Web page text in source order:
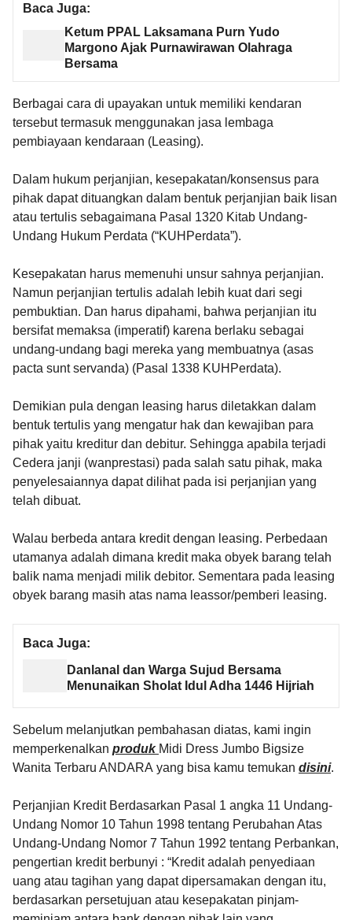
Baca Juga:
Ketum PPAL Laksamana Purn Yudo
Margono Ajak Purnawirawan Olahraga
Bersama
Berbagai cara di upayakan untuk memiliki kendaran
tersebut termasuk menggunakan jasa lembaga
pembiayaan kendaraan (Leasing).
Dalam hukum perjanjian, kesepakatan/konsensus para
pihak dapat dituangkan dalam bentuk perjanjian baik lisan
atau tertulis sebagaimana Pasal 1320 Kitab Undang-
Undang Hukum Perdata (“KUHPerdata”).
Kesepakatan harus memenuhi unsur sahnya perjanjian.
Namun perjanjian tertulis adalah lebih kuat dari segi
pembuktian. Dan harus dipahami, bahwa perjanjian itu
bersifat memaksa (imperatif) karena berlaku sebagai
undang-undang bagi mereka yang membuatnya (asas
pacta sunt servanda) (Pasal 1338 KUHPerdata).
Demikian pula dengan leasing harus diletakkan dalam
bentuk tertulis yang mengatur hak dan kewajiban para
pihak yaitu kreditur dan debitur. Sehingga apabila terjadi
Cedera janji (wanprestasi) pada salah satu pihak, maka
penyelesaiannya dapat dilihat pada isi perjanjian yang
telah dibuat.
Walau berbeda antara kredit dengan leasing. Perbedaan
utamanya adalah dimana kredit maka obyek barang telah
balik nama menjadi milik debitor. Sementara pada leasing
obyek barang masih atas nama leassor/pemberi leasing.
Baca Juga:
Danlanal dan Warga Sujud Bersama
Menunaikan Sholat Idul Adha 1446 Hijriah
Sebelum melanjutkan pembahasan diatas, kami ingin
memperkenalkan produk Midi Dress Jumbo Bigsize
Wanita Terbaru ANDARA yang bisa kamu temukan disini.
Perjanjian Kredit Berdasarkan Pasal 1 angka 11 Undang-
Undang Nomor 10 Tahun 1998 tentang Perubahan Atas
Undang-Undang Nomor 7 Tahun 1992 tentang Perbankan,
pengertian kredit berbunyi : “Kredit adalah penyediaan
uang atau tagihan yang dapat dipersamakan dengan itu,
berdasarkan persetujuan atau kesepakatan pinjam-